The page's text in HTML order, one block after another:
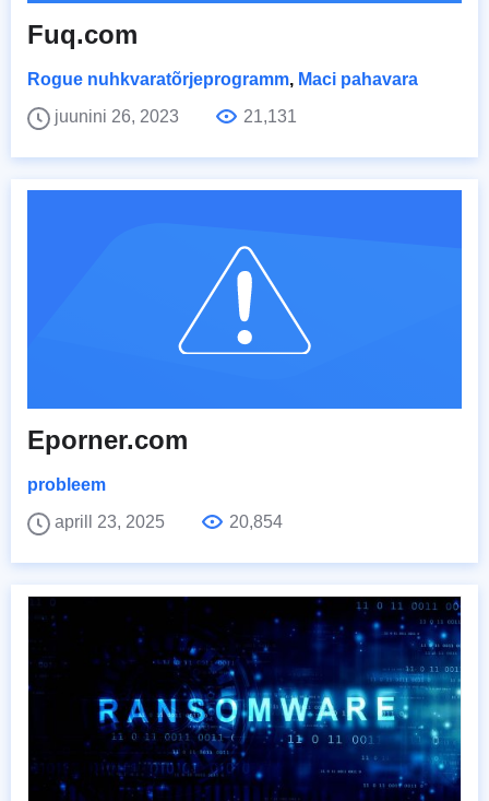
Fuq.com
Rogue nuhkvaratõrjeprogramm, Maci pahavara
juunini 26, 2023
21,131
Eporner.com
probleem
aprill 23, 2025
20,854